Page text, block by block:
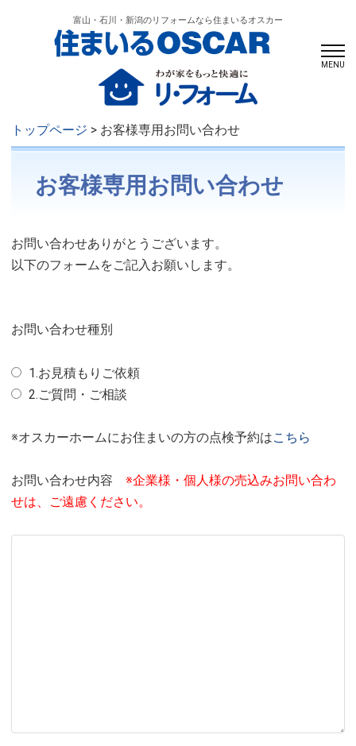
富山・石川・新潟のリフォームなら住まいるオスカー
MENU
トップページ > お客様専用お問い合わせ
お客様専用お問い合わせ
お問い合わせありがとうございます。
以下のフォームをご記入お願いします。
お問い合わせ種別
1.お見積もりご依頼
2.ご質問・ご相談
※オスカーホームにお住まいの方の点検予約はこちら
お問い合わせ内容 ※企業様・個人様の売込みお問い合わ
せは、ご遠慮ください。